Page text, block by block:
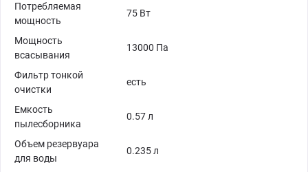
Потребляемая
мощность
75 Вт
Мощность
всасывания
13000 Па
Фильтр тонкой
очистки
есть
Емкость
пылесборника
0.57 л
Объем резервуара
для воды
0.235 л